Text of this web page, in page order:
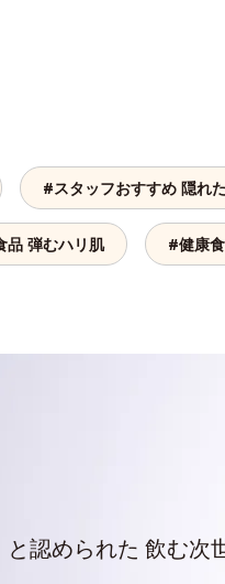
#スタッフおすすめ 隠れ
品 弾むハリ肌 #健康
と認められた 飲む次